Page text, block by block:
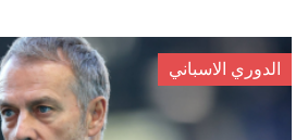
الدوري الاسباني